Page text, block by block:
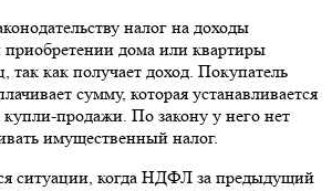
налог на доходы
дома или квартиры
так как получает доход. Покупатель
сумму, которая устанавливается
продажи. По закону у него нет
имущественный налог.
ситуации, когда НДФЛ за предыдущий